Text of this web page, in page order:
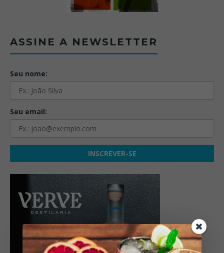
ASSINE A NEWSLETTER
Seu nome:
Seu email: